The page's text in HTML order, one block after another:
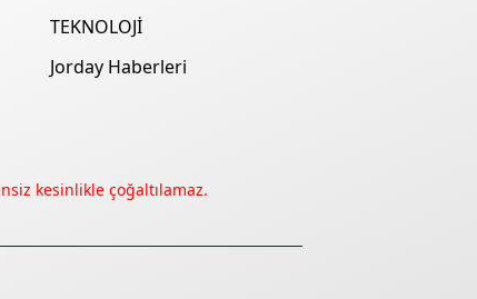
TEKNOLOJİ
Jorday Haberleri
kesinlikle çoğaltılamaz.